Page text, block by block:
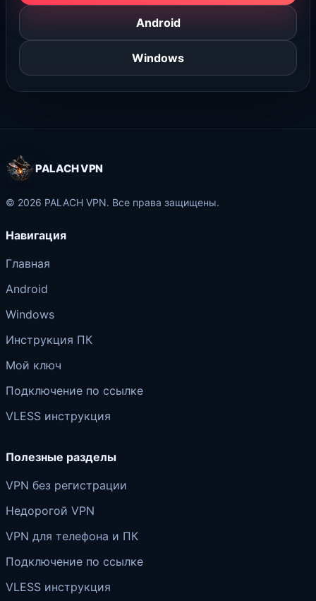
Android
Windows
PALACH VPN
© 2026 PALACH VPN. Все права защищены.
Навигация
Главная
Android
Windows
Инструкция ПК
Мой ключ
Подключение по ссылке
VLESS инструкция
Полезные разделы
VPN без регистрации
Недорогой VPN
VPN для телефона и ПК
Подключение по ссылке
VLESS инструкция